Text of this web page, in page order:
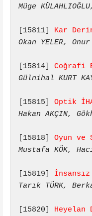
Müge
[15811] Kar
Okan YELER, Onur
[15814] Coğrafi
Gülnihal KURT
[15815] Optik
Hakan AKÇIN,
[15818] Oyun ve
Mustafa KÖK,
[15819]
Tarık TÜRK,
[15820]